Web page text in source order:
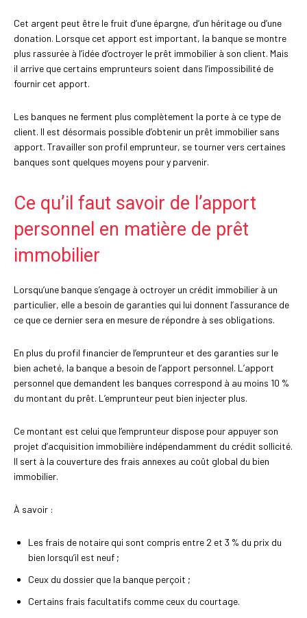
Cet argent peut être le fruit d’une épargne, d’un héritage ou d’une
donation. Lorsque cet apport est important, la banque se montre
plus rassurée à l’idée d’octroyer le prêt immobilier à son client. Mais
il arrive que certains emprunteurs soient dans l’impossibilité de
fournir cet apport.
Les banques ne ferment plus complètement la porte à ce type de
client. Il est désormais possible d’obtenir un prêt immobilier sans
apport. Travailler son profil emprunteur, se tourner vers certaines
banques sont quelques moyens pour y parvenir.
Ce qu’il faut savoir de l’apport
personnel en matière de prêt
immobilier
Lorsqu’une banque s’engage à octroyer un crédit immobilier à un
particulier, elle a besoin de garanties qui lui donnent l’assurance de
ce que ce dernier sera en mesure de répondre à ses obligations.
En plus du profil financier de l’emprunteur et des garanties sur le
bien acheté, la banque a besoin de l’apport personnel. L’apport
personnel que demandent les banques correspond à au moins 10 %
du montant du prêt. L’emprunteur peut bien injecter plus.
Ce montant est celui que l’emprunteur dispose pour appuyer son
projet d’acquisition immobilière indépendamment du crédit sollicité.
Il sert à la couverture des frais annexes au coût global du bien
immobilier.
À savoir :
Les frais de notaire qui sont compris entre 2 et 3 % du prix du
bien lorsqu’il est neuf ;
Ceux du dossier que la banque perçoit ;
Certains frais facultatifs comme ceux du courtage.